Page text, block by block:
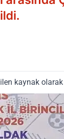
kaynak